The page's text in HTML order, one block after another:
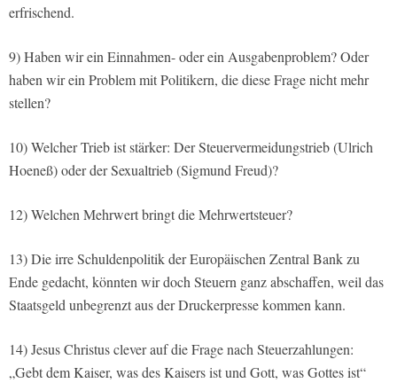
erfrischend.
9) Haben wir ein Einnahmen- oder ein Ausgabenproblem? Oder
haben wir ein Problem mit Politikern, die diese Frage nicht mehr
stellen?
10) Welcher Trieb ist stärker: Der Steuervermeidungstrieb (Ulrich
Hoeneß) oder der Sexualtrieb (Sigmund Freud)?
12) Welchen Mehrwert bringt die Mehrwertsteuer?
13) Die irre Schuldenpolitik der Europäischen Zentral Bank zu
Ende gedacht, könnten wir doch Steuern ganz abschaffen, weil das
Staatsgeld unbegrenzt aus der Druckerpresse kommen kann.
14) Jesus Christus clever auf die Frage nach Steuerzahlungen:
„Gebt dem Kaiser, was des Kaisers ist und Gott, was Gottes ist“